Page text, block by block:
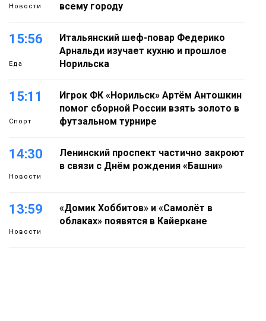
Новости
всему городу
15:56
Еда
Итальянский шеф-повар Федерико
Арнальди изучает кухню и прошлое
Норильска
15:11
Спорт
Игрок ФК «Норильск» Артём Антошкин
помог сборной России взять золото в
футзальном турнире
14:30
Новости
Ленинский проспект частично закроют
в связи с Днём рождения «Башни»
13:59
Новости
«Домик Хоббитов» и «Самолёт в
облаках» появятся в Кайеркане